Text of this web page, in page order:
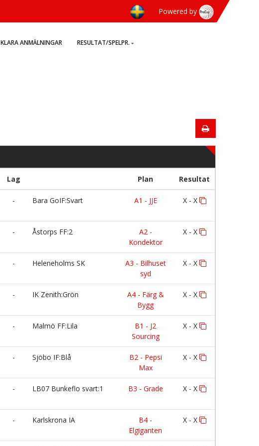
Powered by
KLARA ANMÄLNINGAR RESULTAT/SPELPR.
Lag Plan Resultat
- Bara GoIF:Svart A1 - JJE X - X
- Åstorps FF:2
A2 -
Kondektor
X - X
- Heleneholms SK
A3 - Bilhuset
syd
X - X
- IK Zenith:Grön
A4 - Färg &
Bygg
X - X
- Malmö FF:Lila
B1 - J2
Sourcing
X - X
- Sjöbo IF:Blå
B2 - Pepsi
Max
X - X
- LB07 Bunkeflo svart:1 B3 - Grade X - X
- Karlskrona IA
B4 -
Elgiganten
X - X